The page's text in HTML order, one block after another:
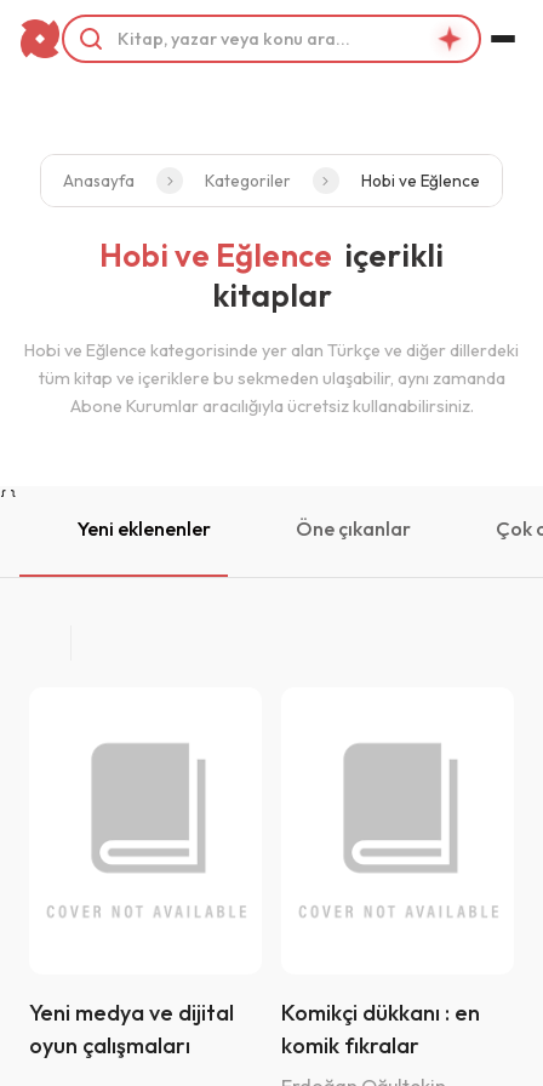
Anasayfa Kategoriler Hobi ve Eğlence
Hobi ve Eğlence içerikli
kitaplar
Hobi ve Eğlence kategorisinde yer alan Türkçe ve diğer dillerdeki
tüm kitap ve içeriklere bu sekmeden ulaşabilir, aynı zamanda
Abone Kurumlar aracılığıyla ücretsiz kullanabilirsiniz.
{ }
Filtrele
Hobi ve Eğlence
Yayınevleri
Akıl Fikir Yayınları (1)
E-Kitap Projesi (1)
e-Kitap Projesi & Cheapest Books (1)
Genç Hayat Yayınları (2)
Hiperlink Yayınları (1)
Akis Kitap (5)
Ares Kitap (6)
Arya Yayıncılık (1)
AZ Kitap (8)
A. Ayan Gültekin (1)
Ahmet Altay (1)
Ali Topdağ (1)
Ayşe Devrim Kuralay (1)
Yeni eklenenler Öne çıkanlar Çok
Yeni medya ve dijital
oyun çalışmaları
Komikçi dükkanı : en
komik fıkralar